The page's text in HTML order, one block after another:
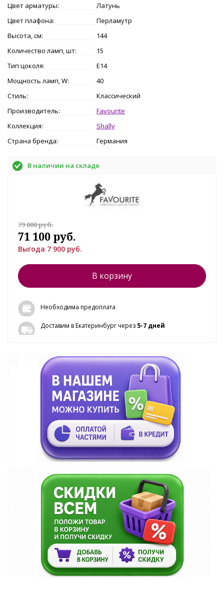
Цвет арматуры:
Латунь
Цвет плафона:
Перламутр
Высота, см:
144
Количество ламп, шт:
15
Тип цоколя:
E14
Мощность ламп, W:
40
Стиль:
Классический
Производитель:
Favourite
Коллекция:
Shally
Страна бренда:
Германия
В наличии на складе
79 000 руб.
71 100 руб.
Выгода 7 900 руб.
В корзину
Необходима предоплата
Доставим в Екатеринбург через 5-7 дней